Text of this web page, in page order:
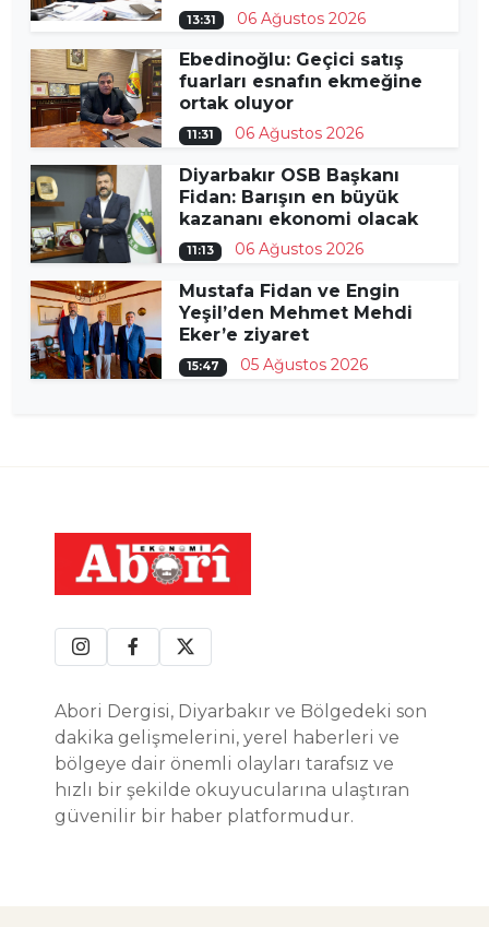
13:31 06 Ağustos 2026
Ebedinoğlu: Geçici satış
fuarları esnafın ekmeğine
ortak oluyor
11:31 06 Ağustos 2026
Diyarbakır OSB Başkanı
Fidan: Barışın en büyük
kazananı ekonomi olacak
11:13 06 Ağustos 2026
Mustafa Fidan ve Engin
Yeşil’den Mehmet Mehdi
Eker’e ziyaret
15:47 05 Ağustos 2026
Abori Dergisi, Diyarbakır ve Bölgedeki son
dakika gelişmelerini, yerel haberleri ve
bölgeye dair önemli olayları tarafsız ve
hızlı bir şekilde okuyucularına ulaştıran
güvenilir bir haber platformudur.